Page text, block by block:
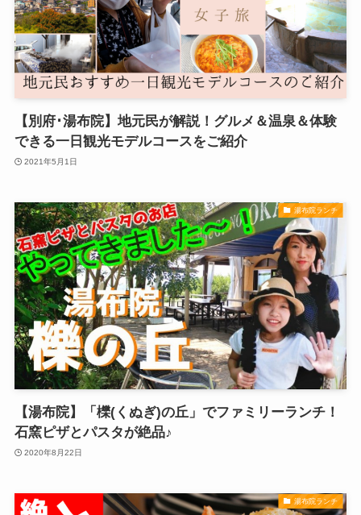
【別府･湯布院】地元民が解説！グルメ＆温泉＆体験
できる一日観光モデルコースをご紹介
2021年5月1日
湯布院ランチ
【湯布院】「櫟(くぬぎ)の丘」でファミリーランチ！
石窯ピザとパスタが絶品♪
2020年8月22日
湯布院ランチ